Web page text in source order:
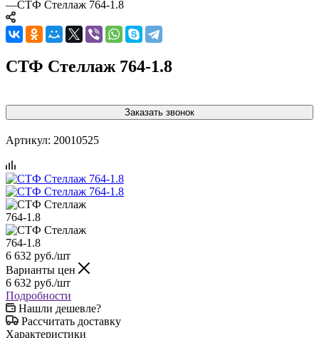
—СТФ Стеллаж 764-1.8
СТФ Стеллаж 764-1.8
Заказать звонок
Артикул: 20010525
6 632 руб./шт
Варианты цен
6 632 руб./шт
Подробности
Нашли дешевле?
Рассчитать доставку
Характеристики